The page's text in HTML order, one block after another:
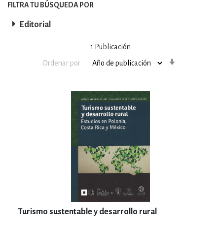
1 Publicación
Ordenar por
Turismo sustentable y desarrollo rural
FILTRA TU BÚSQUEDA POR
Editorial